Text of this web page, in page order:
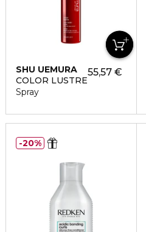
SHU UEMURA
COLOR LUSTRE
Spray
55,57 €
20%